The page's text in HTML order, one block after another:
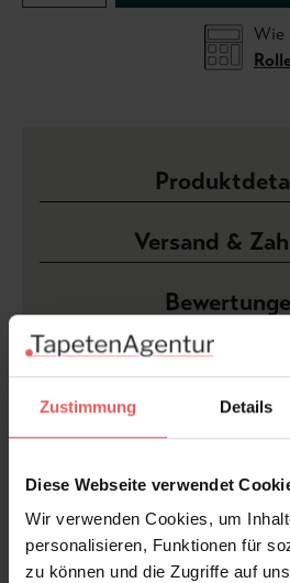
Zustimmung Details
Diese Webseite verwendet
Wir verwenden Cookies, um
personalisieren, Funktionen für
zu können und die Zugriffe auf
Wie
Versand &
Sie haben Fragen zum Produkt?
+49 (0)221 932 81 82